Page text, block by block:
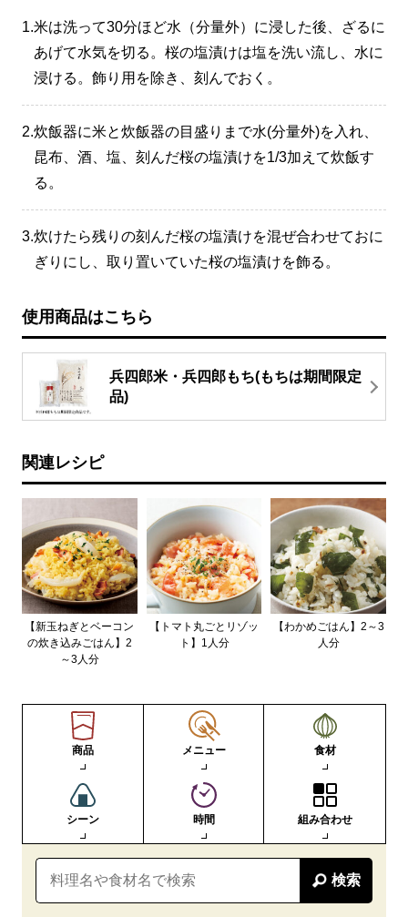
1.米は洗って30分ほど水（分量外）に浸した後、ざるに
あげて水気を切る。桜の塩漬けは塩を洗い流し、水に
浸ける。飾り用を除き、刻んでおく。
2.炊飯器に米と炊飯器の目盛りまで水(分量外)を入れ、
昆布、酒、塩、刻んだ桜の塩漬けを1/3加えて炊飯す
る。
3.炊けたら残りの刻んだ桜の塩漬けを混ぜ合わせておに
ぎりにし、取り置いていた桜の塩漬けを飾る。
使用商品はこちら
兵四郎米・兵四郎もち(もちは期間限定
品)
関連レシピ
【新玉ねぎとベーコン
の炊き込みごはん】2
～3人分
【トマト丸ごとリゾッ
ト】1人分
【わかめごはん】2～3
人分
商品 メニュー 食材
シーン 時間 組み合わせ
検索